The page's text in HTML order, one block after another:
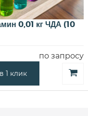
0,01 кг ЧДА (10
по запросу
1 клик